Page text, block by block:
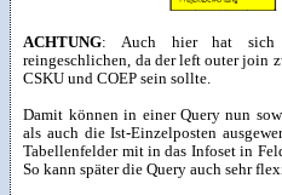
ACHTUNG: Auch hier hat sich
reingeschlichen, da der left outer join
CSKU und COEP sein sollte.
Damit können in einer Query nun
als auch die Ist-Einzelposten
Tabellenfelder mit in das Infoset in
So kann später die Query auch sehr